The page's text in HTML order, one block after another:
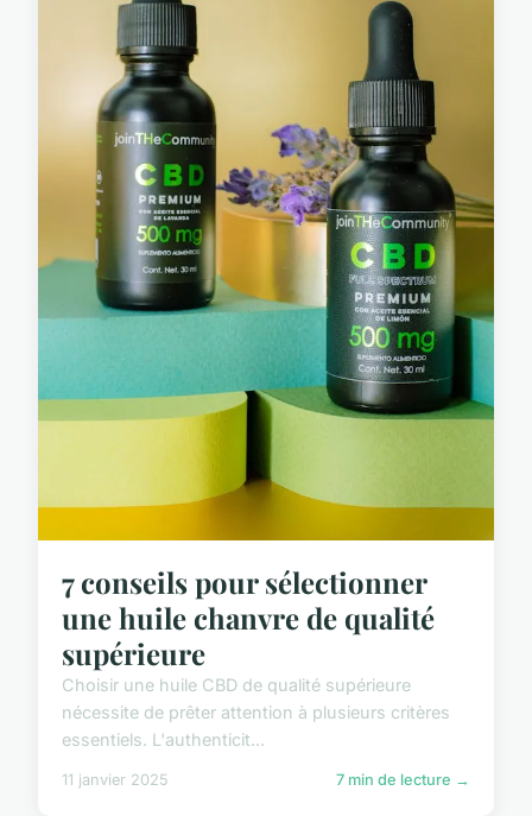
7 conseils pour sélectionner
une huile chanvre de qualité
supérieure
Choisir une huile CBD de qualité supérieure
nécessite de prêter attention à plusieurs critères
essentiels. L'authenticit...
11 janvier 2025 7 min de lecture →